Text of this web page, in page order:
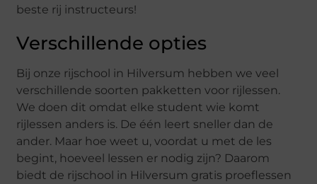
beste rij instructeurs!
Verschillende opties
Bij onze rijschool in Hilversum hebben we veel
verschillende soorten pakketten voor rijlessen.
We doen dit omdat elke student wie komt
rijlessen anders is. De één leert sneller dan de
ander. Maar hoe weet u, voordat u met de les
begint, hoeveel lessen er nodig zijn? Daarom
biedt de rijschool in Hilversum gratis proeflessen